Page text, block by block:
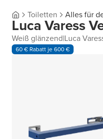
Toiletten Alles für
Luca Varess
Weiß glänzend|Luca
60 € Rabatt je 600 €